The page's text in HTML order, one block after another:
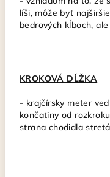
líši, môže byť
bedrových kĺboch,
KROKOVÁ DĹŽKA
- krajčírsky meter
končatiny od
strana chodidla